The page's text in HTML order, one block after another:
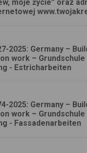
moje życie” oraz
2025: Germany –
work – Grundschule
- Estricharbeiten
2025: Germany –
work – Grundschule
- Fassadenarbeiten